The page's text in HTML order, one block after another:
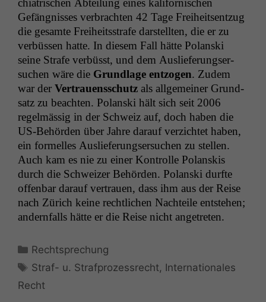
Gefäng­niss­es ver­bracht­en 42 Tage Frei­heit­sentzug
die gesamte Frei­heitsstrafe darstell­ten, die er zu
ver­büssen hat­te. In diesem Fall hätte Polan­s­ki
seine Strafe ver­büsst, und dem Aus­liefer­ungser­
suchen wäre die Grund­lage ent­zo­gen. Zudem
war der Ver­trauenss­chutz als all­ge­mein­er Grund­
satz zu beacht­en. Polan­s­ki hält sich seit 2006
regelmäs­sig in der Schweiz auf, doch haben die
US-Behör­den über Jahre darauf verzichtet haben,
ein formelles Aus­liefer­ungser­suchen zu stellen.
Auch kam es nie zu ein­er Kon­trolle Polan­skis
durch die Schweiz­er Behör­den. Polan­s­ki durfte
offen­bar darauf ver­trauen, dass ihm aus der Reise
nach Zürich keine rechtlichen Nachteile entste­hen;
andern­falls hätte er die Reise nicht angetreten.
Kategorien
Rechtsprechung
Schlagwörter
Straf- u. Strafprozessrecht, Internationales
Recht